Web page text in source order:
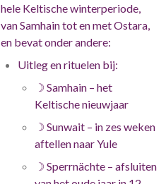
hele Keltische winterperiode,
van Samhain tot en met Ostara,
en bevat onder andere:
Uitleg en rituelen bij:
☽ Samhain – het
Keltische nieuwjaar
☽ Sunwait – in zes weken
aftellen naar Yule
☽ Sperrnächte – afsluiten